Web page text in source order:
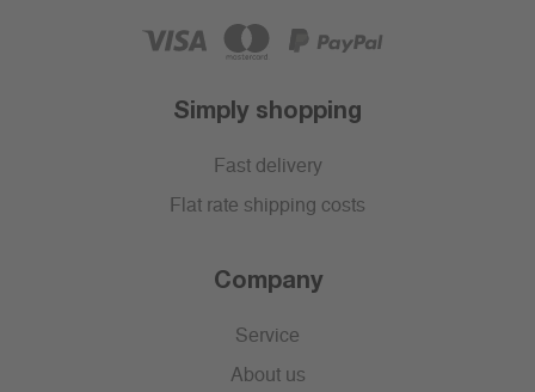
Simply shopping
Fast delivery
Flat rate shipping costs
Company
Service
About us